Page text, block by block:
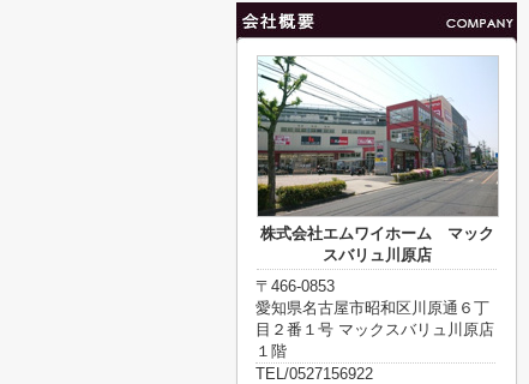
株式会社エムワイホーム マック
スバリュ川原店
〒466-0853
愛知県名古屋市昭和区川原通６丁
目２番１号 マックスバリュ川原店
１階
TEL/0527156922